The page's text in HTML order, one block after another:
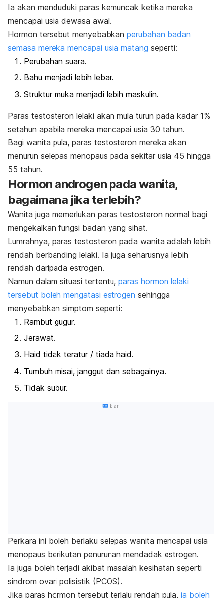
Ia akan menduduki paras kemuncak ketika mereka
mencapai usia dewasa awal.
Hormon tersebut menyebabkan perubahan badan
semasa mereka mencapai usia matang seperti:
Perubahan suara.
Bahu menjadi lebih lebar.
Struktur muka menjadi lebih maskulin.
Paras testosteron lelaki akan mula turun pada kadar 1%
setahun apabila mereka mencapai usia 30 tahun.
Bagi wanita pula, paras testosteron mereka akan
menurun selepas menopaus pada sekitar usia 45 hingga
55 tahun.
Hormon androgen pada wanita,
bagaimana jika terlebih?
Wanita juga memerlukan paras testosteron normal bagi
mengekalkan fungsi badan yang sihat.
Lumrahnya, paras testosteron pada wanita adalah lebih
rendah berbanding lelaki. Ia juga seharusnya lebih
rendah daripada estrogen.
Namun dalam situasi tertentu, paras hormon lelaki
tersebut boleh mengatasi estrogen sehingga
menyebabkan simptom seperti:
Rambut gugur.
Jerawat.
Haid tidak teratur / tiada haid.
Tumbuh misai, janggut dan sebagainya.
Tidak subur.
Iklan
Perkara ini boleh berlaku selepas wanita mencapai usia
menopaus berikutan penurunan mendadak estrogen.
Ia juga boleh terjadi akibat masalah kesihatan seperti
sindrom ovari polisistik (PCOS).
Jika paras hormon tersebut terlalu rendah pula, ia boleh